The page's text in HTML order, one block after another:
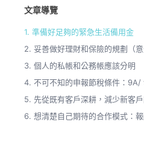
文章導覽
1. 準備好足夠的緊急生活備用金
2. 妥善做好理財和保險的規劃（意
3. 個人的私帳和公務帳應該分明
4. 不可不知的申報節稅條件：
5. 先從既有客戶深耕，減少新客
6. 想清楚自己期待的合作模式：